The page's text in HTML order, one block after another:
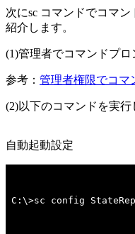
次にsc コマンドでコマ
紹介します。
(1)管理者でコマンドプロ
参考： 管理者権限でコマ
(2)以下のコマンドを実行
自動起動設定
C:\>sc config